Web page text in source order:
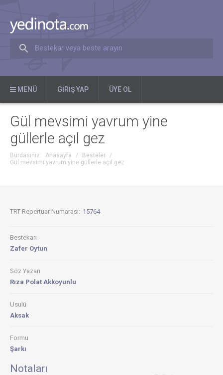
Bestekar veya beste arayın
MENÜ GIRIŞ YAP ÜYE OL
Gül mevsimi yavrum yine
güllerle açıl gez
Burdasınız: Anasayfa / Besteler
/
Gül mevsimi yavrum yine güllerle açıl gez
TRT Repertuar Numarası: 15764
Bestekarı
Zafer Oytun
Söz Yazarı
Rıza Polat Akkoyunlu
Usulü
Aksak
Formu
Şarkı
Notaları